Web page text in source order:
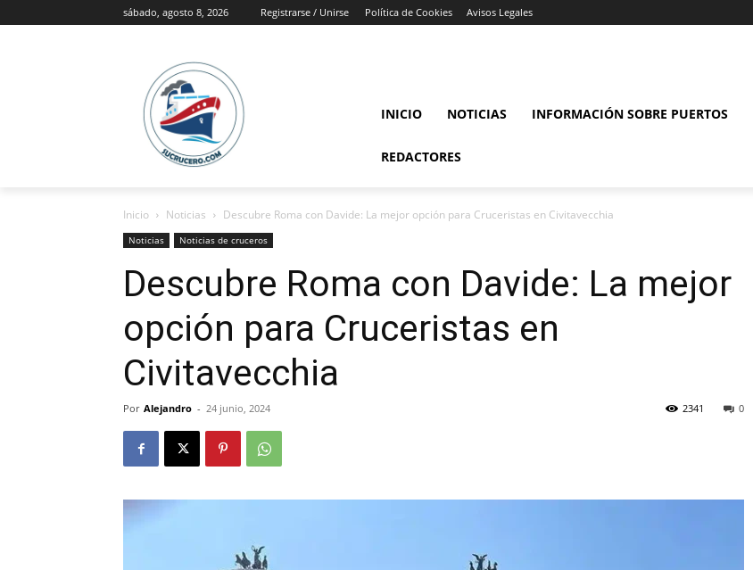
sábado, agosto 8, 2026 Registrarse / Unirse Política de Cookies Avisos Legales
INICIO NOTICIAS INFORMACIÓN SOBRE PUERTOS
REDACTORES
Inicio Noticias Descubre Roma con Davide: La mejor opción para Cruceristas en Civitavecchia
Noticias Noticias de cruceros
Descubre Roma con Davide: La mejor
opción para Cruceristas en
Civitavecchia
Por Alejandro - 24 junio, 2024 0
2341